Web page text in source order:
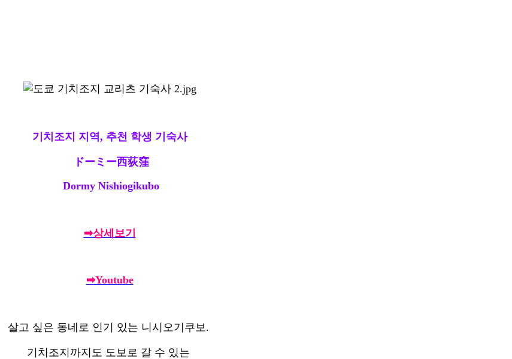
기치조지 지역, 추천 학생 기숙사
ドーミー西荻窪
Dormy Nishiogikubo
➡상세보기
➡Youtube
살고 싶은 동네로 인기 있는 니시오기쿠보.
기치조지까지도 도보로 갈 수 있는